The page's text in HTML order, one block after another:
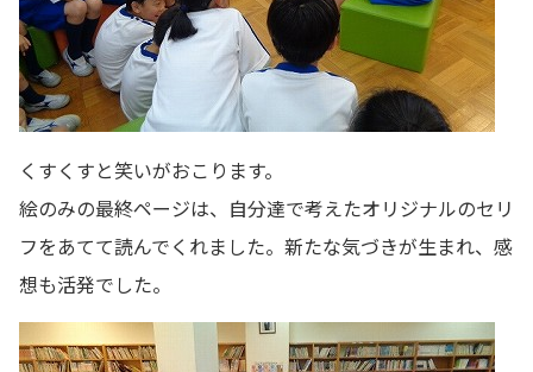
くすくすと笑いがおこります。
絵のみの最終ページは、自分達で考えたオリジナルのセリ
フをあてて読んでくれました。新たな気づきが生まれ、感
想も活発でした。